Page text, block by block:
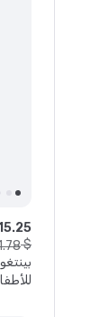
.25
$
.78